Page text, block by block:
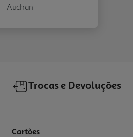
Auchan
Trocas e Devoluções
Cartões